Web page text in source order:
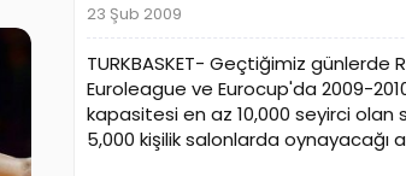
23 Şub 2009
TURKBASKET- Geçtiğimiz günlerde
Euroleague ve Eurocup'da 2009-
kapasitesi en az 10,000 seyirci olan
5,000 kişilik salonlarda oynayacağı